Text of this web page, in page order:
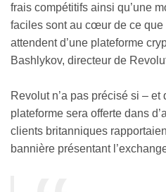
frais compétitifs ainsi qu’une
faciles sont au cœur de ce
attendent d’une plateforme
Bashlykov, directeur de
Revolut n’a pas précisé si –
plateforme sera offerte dans
clients britanniques
bannière présentant